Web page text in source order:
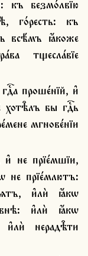
къ безмо́лвїю
го́ресть: къ
всѣ́мъ ꙗ҆́коже
тщесла́вїе
хотѣ̑лъ бы гдⷭ҇ь
мгнове́нїи
не прїе́млютъ:
и҆лѝ ꙗ҆́кѡ
и҆лѝ ꙗ҆́кѡ
и҆лѝ нерадѣ̑ти